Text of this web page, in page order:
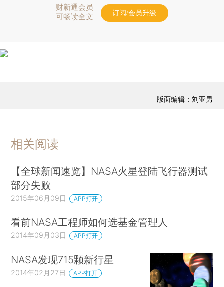
财新通会员
可畅读全文
订阅/会员升级
版面编辑：刘亚男
相关阅读
【全球新闻速览】NASA火星登陆飞行器测试
部分失败
2015年06月09日 APP打开
看前NASA工程师如何选基金管理人
2014年09月03日 APP打开
NASA发现715颗新行星
2014年02月27日 APP打开